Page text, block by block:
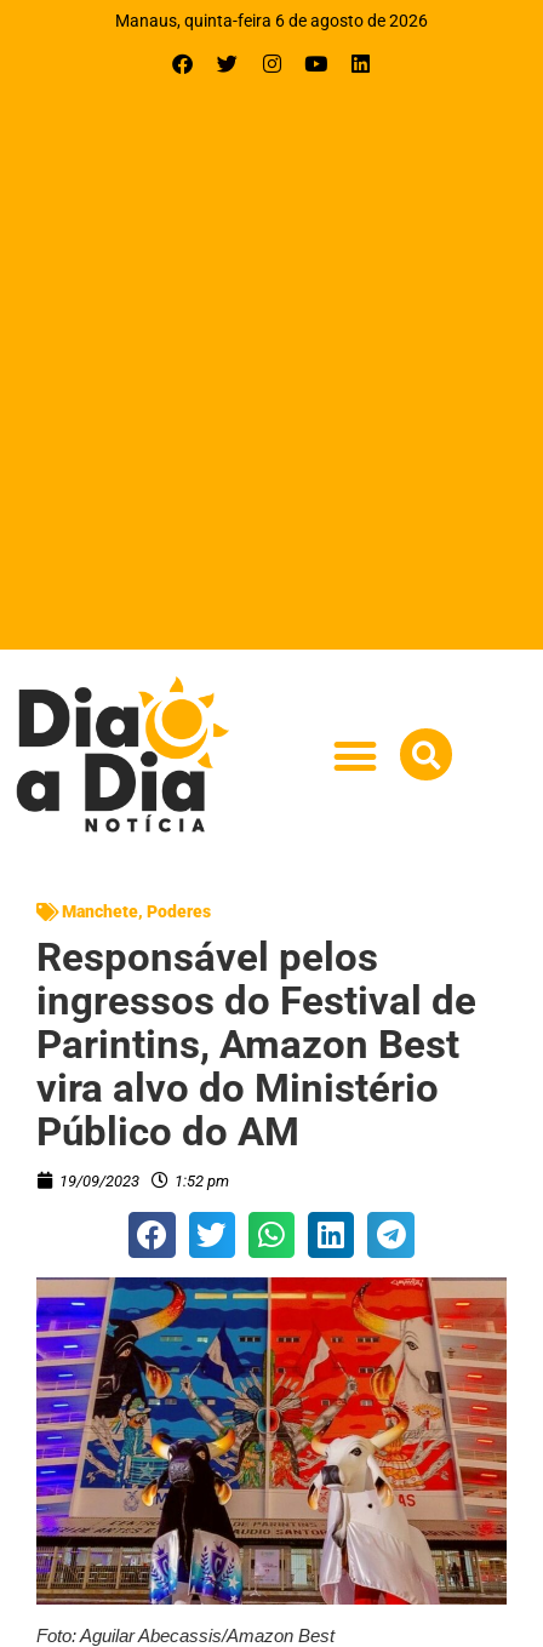
Manaus, quinta-feira 6 de agosto de 2026
Manchete, Poderes
Responsável pelos
ingressos do Festival de
Parintins, Amazon Best
vira alvo do Ministério
Público do AM
19/09/2023 1:52 pm
Foto: Aguilar Abecassis/Amazon Best